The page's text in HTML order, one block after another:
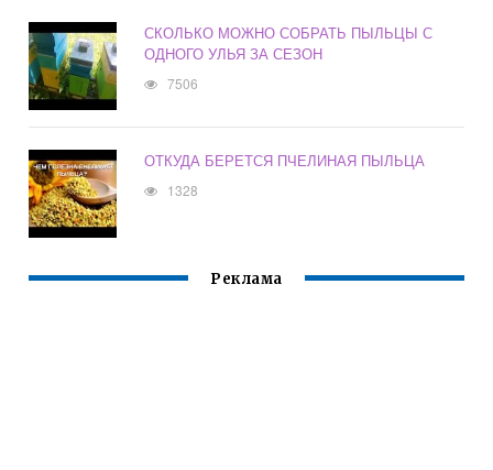
СКОЛЬКО МОЖНО СОБРАТЬ ПЫЛЬЦЫ С
ОДНОГО УЛЬЯ ЗА СЕЗОН
7506
ОТКУДА БЕРЕТСЯ ПЧЕЛИНАЯ ПЫЛЬЦА
1328
Реклама